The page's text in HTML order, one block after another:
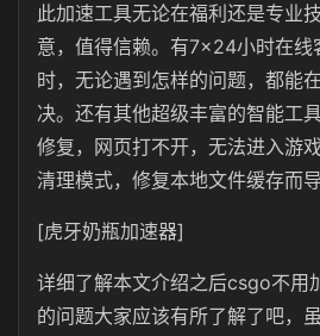
此加速工具无论在福利还是专业
意，值得信赖。有7×24小时在线
时，无论遇到怎样的问题，都能
决。还有其他超级丰富的智能工
修复，网页打不开，无法进入游
清理模式，修复本地文件缓存而
[虎牙奶瓶加速器]
详细了解本文介绍之后csgo不用
的问题大家应该有所了解了吧，